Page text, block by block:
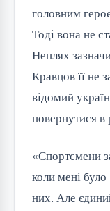
головним
Тоді вона не
Неплях
Кравцов її не
відомий
повернутися в
«Спортсмени
коли мені
них. Але